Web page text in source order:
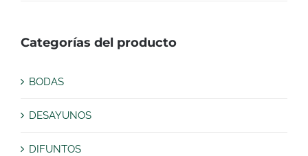
Categorías del producto
BODAS
DESAYUNOS
DIFUNTOS